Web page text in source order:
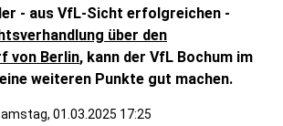
- aus VfL-Sicht erfolgreichen -
über den
von Berlin, kann der VfL Bochum im
weiteren Punkte gut machen.
01.03.2025 17:25